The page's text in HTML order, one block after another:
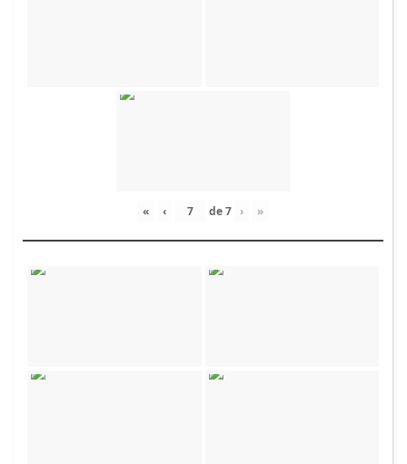
« ‹ de7 › »